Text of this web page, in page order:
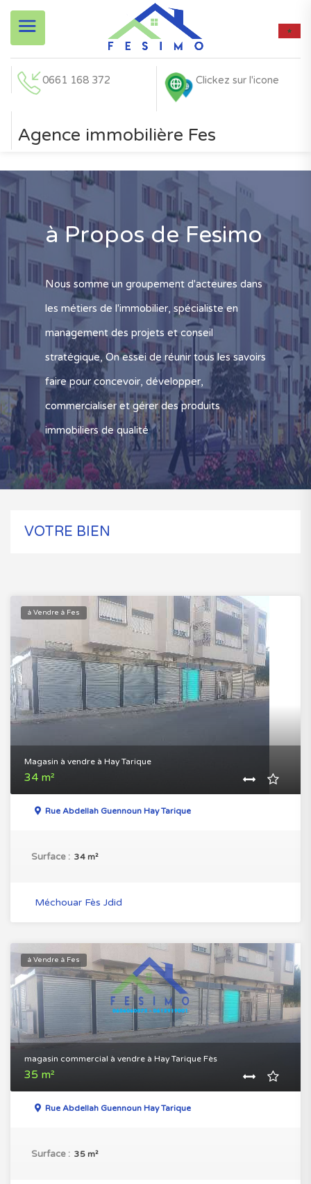
0661 168 372
Agence immobilière Fes
à Propos de Fesimo
Nous somme un groupement d'acteures dans
les métiers de l'immobilier, spécialiste en
management des projets et conseil
stratégique, On essei de réunir tous les savoirs
faire pour concevoir, développer,
commercialiser et gérer des produits
immobiliers de qualité
VOTRE BIEN
à Vendre à Fes
Magasin à vendre à Hay Tarique
34 m²
Rue Abdellah Guennoun Hay Tarique
Surface : 34 m²
Méchouar Fès Jdid
à Vendre à Fes
magasin commercial à vendre à Hay Tarique Fès
35 m²
Rue Abdellah Guennoun Hay Tarique
Surface : 35 m²